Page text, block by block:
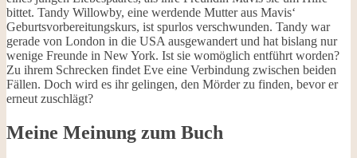
bittet. Tandy Willowby, eine werdende Mutter aus Mavis‘
Geburtsvorbereitungskurs, ist spurlos verschwunden. Tandy war
gerade von London in die USA ausgewandert und hat bislang nur
wenige Freunde in New York. Ist sie womöglich entführt worden?
Zu ihrem Schrecken findet Eve eine Verbindung zwischen beiden
Fällen. Doch wird es ihr gelingen, den Mörder zu finden, bevor er
erneut zuschlägt?
Meine Meinung zum Buch